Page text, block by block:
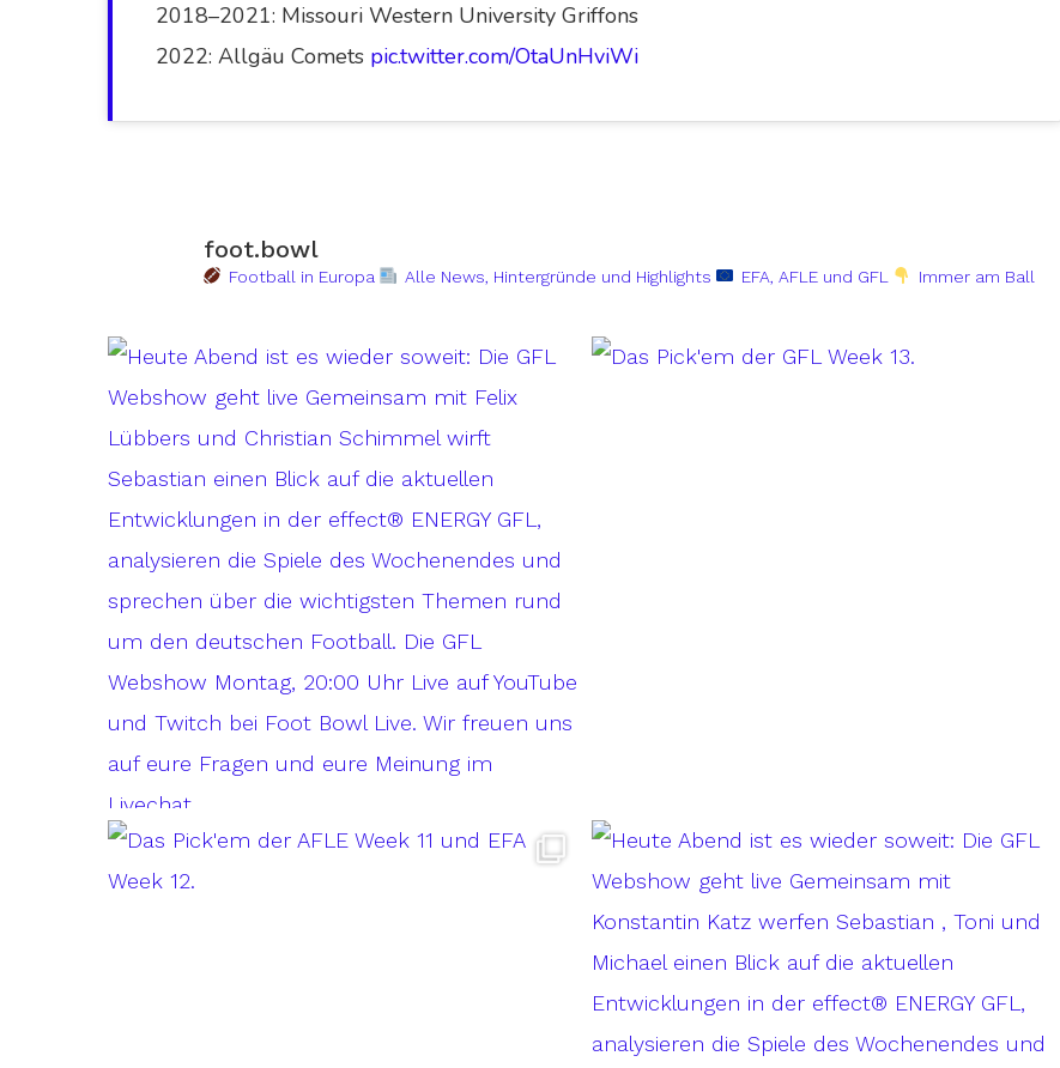
2018–2021: Missouri Western University Griffons
2022: Allgäu Comets pic.twitter.com/OtaUnHviWi
foot.bowl
Football in Europa Alle News, Hintergründe und Highlights EFA, AFLE und GFL Immer am Ball